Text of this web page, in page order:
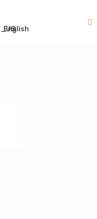
English